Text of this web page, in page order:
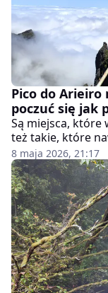
Pico do Arieiro
poczuć się jak
Są miejsca, które
też takie, które
tego, co
Arieiro na
kategorii.
8 maja 2026, 21:17